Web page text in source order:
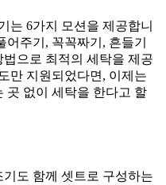
는 6가지 모션을 제공합니
주기, 꼭꼭짜기, 흔들기
으로 최적의 세탁을 제공
만 지원되었다면, 이제는
곳 없이 세탁을 한다고 할
도 함께 셋트로 구성하는